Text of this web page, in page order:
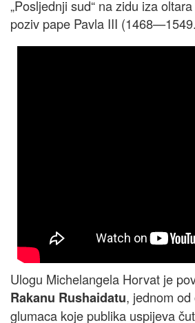
„Posljednji sud“ na zidu iza
poziv pape Pavla III
Ulogu Michelangela Horvat je
Rakanu Rushaidatu, jednom
glumaca koje publika uspijeva